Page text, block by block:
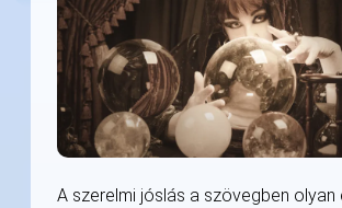
A szerelmi jóslás a szövegben olyan